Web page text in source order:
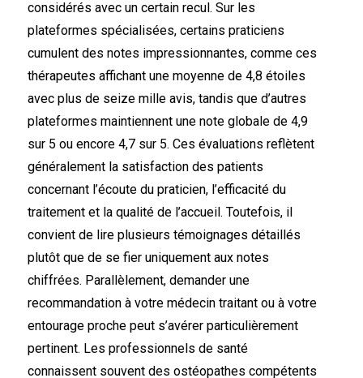
considérés avec un certain recul. Sur les
plateformes spécialisées, certains praticiens
cumulent des notes impressionnantes, comme ces
thérapeutes affichant une moyenne de 4,8 étoiles
avec plus de seize mille avis, tandis que d’autres
plateformes maintiennent une note globale de 4,9
sur 5 ou encore 4,7 sur 5. Ces évaluations reflètent
généralement la satisfaction des patients
concernant l’écoute du praticien, l’efficacité du
traitement et la qualité de l’accueil. Toutefois, il
convient de lire plusieurs témoignages détaillés
plutôt que de se fier uniquement aux notes
chiffrées. Parallèlement, demander une
recommandation à votre médecin traitant ou à votre
entourage proche peut s’avérer particulièrement
pertinent. Les professionnels de santé
connaissent souvent des ostéopathes compétents